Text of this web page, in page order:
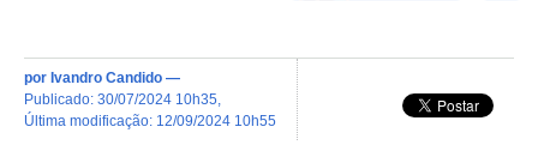
por Ivandro Candido —
publicado: 30/07/2024 10h35
última modificação: 12/09/2024 10h55